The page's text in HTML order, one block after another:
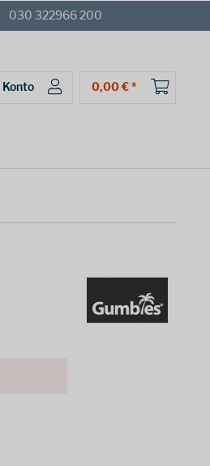
030 322966 200
Konto 0,00 € *